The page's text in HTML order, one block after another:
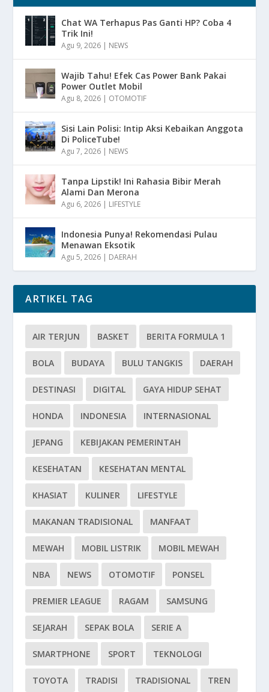
Chat WA Terhapus Pas Ganti HP? Coba 4
Trik Ini!
Agu 9, 2026 | NEWS
Wajib Tahu! Efek Cas Power Bank Pakai
Power Outlet Mobil
Agu 8, 2026 | OTOMOTIF
Sisi Lain Polisi: Intip Aksi Kebaikan Anggota
Di PoliceTube!
Agu 7, 2026 | NEWS
Tanpa Lipstik! Ini Rahasia Bibir Merah
Alami Dan Merona
Agu 6, 2026 | LIFESTYLE
Indonesia Punya! Rekomendasi Pulau
Menawan Eksotik
Agu 5, 2026 | DAERAH
ARTIKEL TAG
AIR TERJUN BASKET BERITA FORMULA 1
BOLA BUDAYA BULU TANGKIS DAERAH
DESTINASI DIGITAL GAYA HIDUP SEHAT
HONDA INDONESIA INTERNASIONAL
JEPANG KEBIJAKAN PEMERINTAH
KESEHATAN KESEHATAN MENTAL
KHASIAT KULINER LIFESTYLE
MAKANAN TRADISIONAL MANFAAT
MEWAH MOBIL LISTRIK MOBIL MEWAH
NBA NEWS OTOMOTIF PONSEL
PREMIER LEAGUE RAGAM SAMSUNG
SEJARAH SEPAK BOLA SERIE A
SMARTPHONE SPORT TEKNOLOGI
TOYOTA TRADISI TRADISIONAL TREN